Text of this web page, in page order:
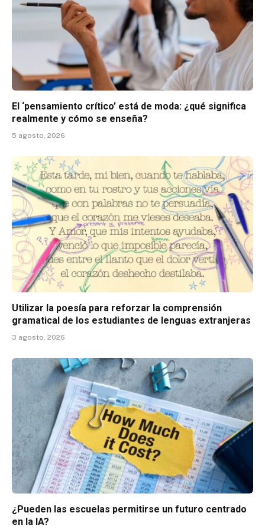
El ‘pensamiento crítico’ está de moda: ¿qué significa
realmente y cómo se enseña?
5 agosto, 2026
Utilizar la poesía para reforzar la comprensión
gramatical de los estudiantes de lenguas extranjeras
3 agosto, 2026
¿Pueden las escuelas permitirse un futuro centrado
en la IA?